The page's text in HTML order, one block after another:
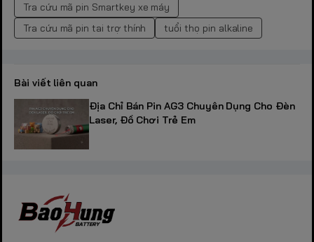
Tra cứu mã pin Smartkey xe máy
Tra cứu mã pin tai trợ thính
tuổi thọ pin alkaline
Bài viết liên quan
Địa Chỉ Bán Pin AG3 Chuyên Dụng Cho Đèn
Laser, Đồ Chơi Trẻ Em